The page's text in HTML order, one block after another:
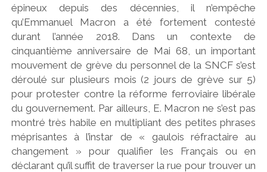
épineux depuis des décennies, il n’empêche
qu’Emmanuel Macron a été fortement contesté
durant l’année 2018. Dans un contexte de
cinquantième anniversaire de Mai 68, un important
mouvement de grève du personnel de la SNCF s’est
déroulé sur plusieurs mois (2 jours de grève sur 5)
pour protester contre la réforme ferroviaire libérale
du gouvernement. Par ailleurs, E. Macron ne s’est pas
montré très habile en multipliant des petites phrases
méprisantes à l’instar de « gaulois réfractaire au
changement » pour qualifier les Français ou en
déclarant qu’il suffit de traverser la rue pour trouver un